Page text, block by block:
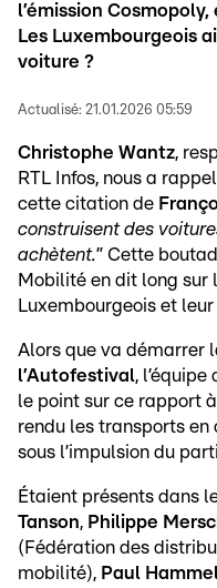
l’émission
Les Luxembourgeois
voiture ?
Actualisé: 21.01.2026 05:59
Christophe Wantz,
RTL Infos, nous a
cette citation de
construisent des
achètent.” Cette
Mobilité en dit long sur
Luxembourgeois et
Alors que va démarrer
l’Autofestival,
le point sur ce rapport
rendu les transports
sous l’impulsion du
Étaient présents dans
Tanson, Philippe
(Fédération des
mobilité), Paul